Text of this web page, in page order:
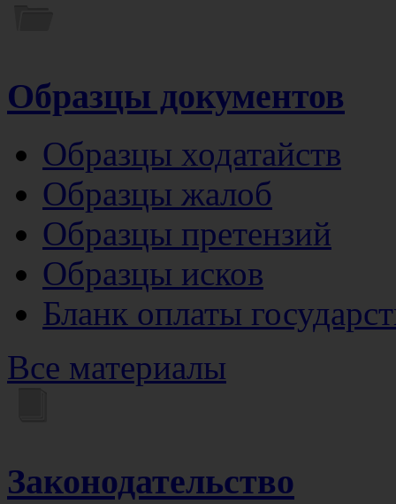
Образцы документов
Образцы ходатайств
Образцы жалоб
Образцы претензий
Образцы исков
Бланк оплаты
Все материалы
Законодательство